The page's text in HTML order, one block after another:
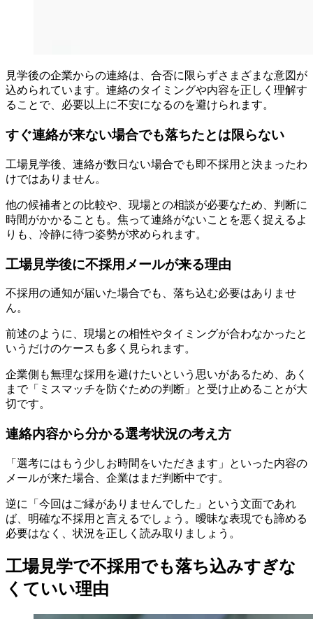
見学後の企業からの連絡は、合否に限らずさまざまな意図が
込められています。連絡のタイミングや内容を正しく理解す
ることで、必要以上に不安になるのを避けられます。
すぐ連絡が来ない場合でも落ちたとは限らない
工場見学後、連絡が数日ない場合でも即不採用と決まったわ
けではありません。
他の候補者との比較や、現場との相談が必要なため、判断に
時間がかかることも。焦って連絡がないことを悪く捉えるよ
りも、冷静に待つ姿勢が求められます。
工場見学後に不採用メールが来る理由
不採用の通知が届いた場合でも、落ち込む必要はありませ
ん。
前述のように、現場との相性やタイミングが合わなかったと
いうだけのケースも多く見られます。
企業側も無理な採用を避けたいという思いがあるため、あく
まで「ミスマッチを防ぐための判断」と受け止めることが大
切です。
連絡内容から分かる選考状況の考え方
「選考にはもう少しお時間をいただきます」といった内容の
メールが来た場合、企業はまだ判断中です。
逆に「今回はご縁がありませんでした」という文面であれ
ば、明確な不採用と言えるでしょう。曖昧な表現でも諦める
必要はなく、状況を正しく読み取りましょう。
工場見学で不採用でも落ち込みすぎな
くていい理由